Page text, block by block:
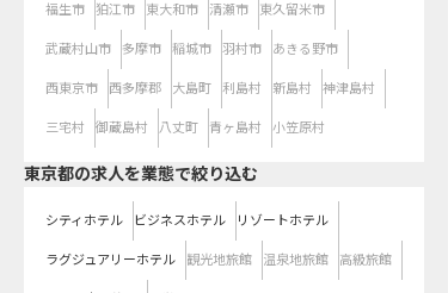
福生市 狛江市 東大和市 清瀬市 東久留米市
武蔵村山市 多摩市 稲城市 羽村市 あきる野市
西東京市 西多摩郡 大島町 利島村 新島村 神津島村
三宅村 御蔵島村 八丈町 青ヶ島村 小笠原村
東京都の求人を業態で絞り込む
シティホテル ビジネスホテル リゾートホテル
ラグジュアリーホテル 観光地旅館 温泉地旅館 高級旅館